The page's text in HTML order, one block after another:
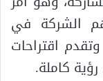
الشركة في
اقتراحات
كاملة.